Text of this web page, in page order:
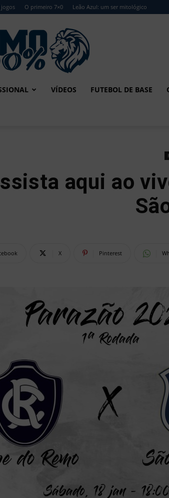
jogos O primeiro 7×0 Leão Azul: um ser mitológico
Remo
VÍDEOS FUTEBOL DE BASE
aqui ao
X Pinterest